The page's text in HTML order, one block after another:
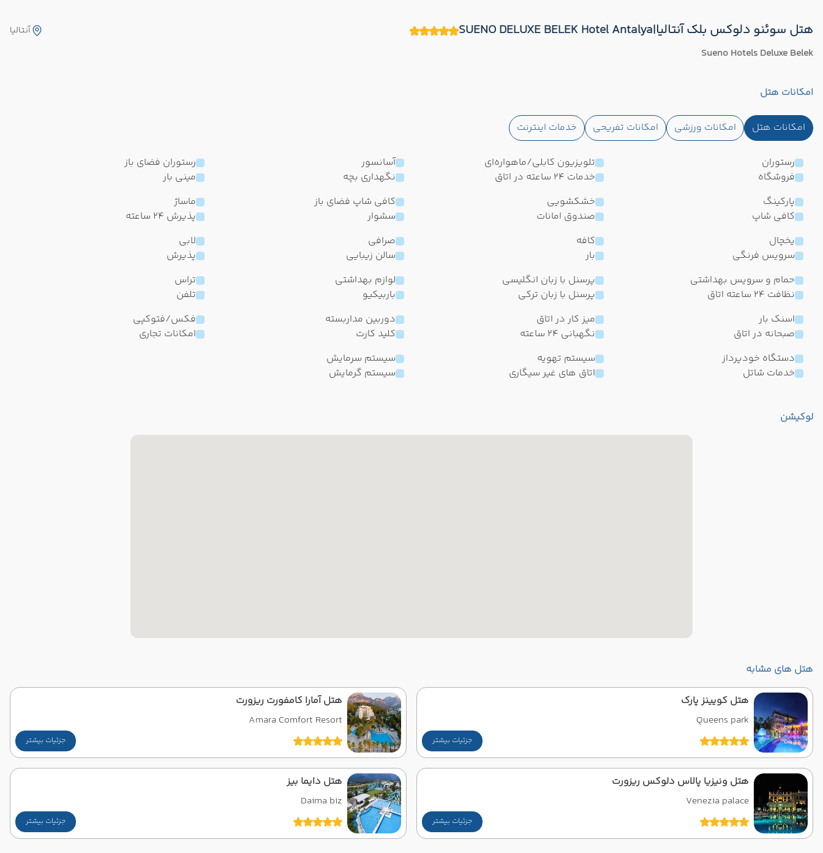
هتل سوئنو دلوکس بلک آنتالیا|SUENO DELUXE BELEK Hotel Antalya
Sueno Hotels Deluxe Belek
آنتالیا
امکانات هتل
امکانات هتل امکانات ورزشی امکانات تفریحی خدمات اینترنت
رستوران
فروشگاه
تلویزیون کابلی/ماهواره‌ای
خدمات 24 ساعته در اتاق
آسانسور
نگهداری بچه
رستوران فضای باز
مینی بار
پارکینگ
کافی شاپ
خشکشویی
صندوق امانات
کافی شاپ فضای باز
سشوار
ماساژ
پذیرش 24 ساعته
یخچال
سرویس فرنگی
کافه
بار
صرافی
سالن زیبایی
لابی
پذیرش
حمام و سرویس بهداشتی
نظافت 24 ساعته اتاق
پرسنل با زبان انگلیسی
پرسنل با زبان ترکی
لوازم بهداشتی
باربیکیو
تراس
تلفن
اسنک بار
صبحانه در اتاق
میز کار در اتاق
نگهبانی 24 ساعته
دوربین مداربسته
کلید کارت
فکس/فتوکپی
امکانات تجاری
دستگاه خودپرداز
خدمات شاتل
سیستم تهویه
اتاق های غیر سیگاری
سیستم سرمایش
سیستم گرمایش
لوکیشن
هتل های مشابه
هتل کویینز پارک
Queens park
جزئیات بیشتر
هتل آمارا کامفورت ریزورت
Amara Comfort Resort
جزئیات بیشتر
هتل ونیزیا پالاس دلوکس ریزورت
Venezia palace
جزئیات بیشتر
هتل دایما بیز
Daima biz
جزئیات بیشتر